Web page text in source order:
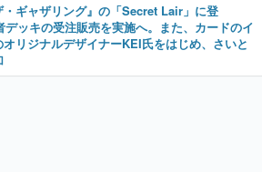
ギャザリング』の「Secret Lair」に登
ッキの受注販売を実施へ。また、カードのイ
リジナルデザイナーKEI氏をはじめ、さいと